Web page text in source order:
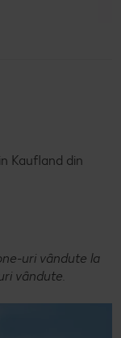
Kaufland din
uri vândute la
vândute.